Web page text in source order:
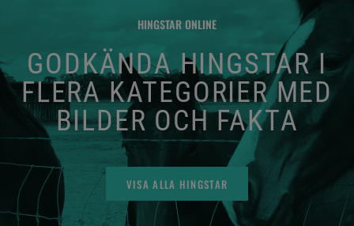
HINGSTAR ONLINE
GODKÄNDA HINGSTAR I
FLERA KATEGORIER MED
BILDER OCH FAKTA
VISA ALLA HINGSTAR